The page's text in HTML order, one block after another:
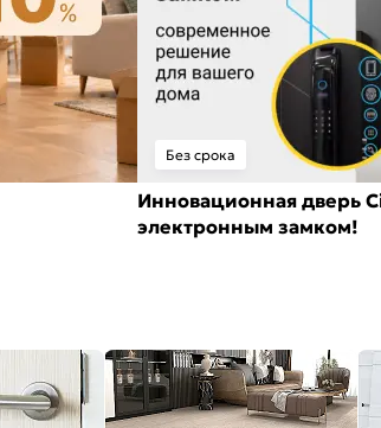
Без срока
Инновационная дверь
электронным замком!